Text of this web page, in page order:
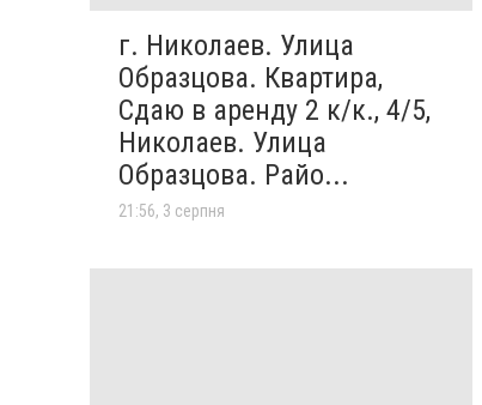
г. Николаев. Улица
Образцова. Квартира,
Сдаю в аренду 2 к/к., 4/5,
Николаев. Улица
Образцова. Райо...
21:56, 3 серпня